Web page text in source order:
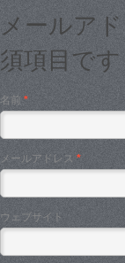
メールア
須項目です
名前 *
メールアドレス *
ウェブサイト